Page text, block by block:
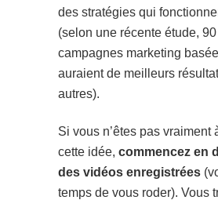
des stratégies qui
(selon une récente étude,
campagnes marketing
auraient de meilleurs
autres).
Si vous n’êtes pas vraiment
cette idée, commencez en
des vidéos enregistrées
temps de vous roder). Vous